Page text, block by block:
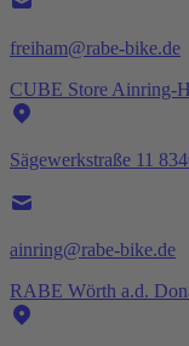
freiham@rabe-bike.de
CUBE Store Ainring-
Sägewerkstraße 11
ainring@rabe-bike.de
RABE Wörth a.d.